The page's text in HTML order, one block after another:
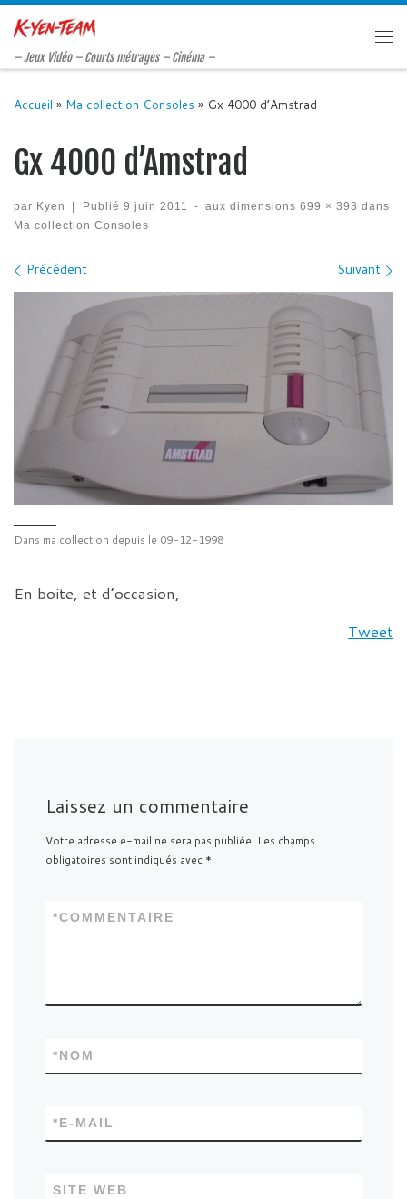
Passer au contenu
– Jeux Vidéo – Courts métrages – Cinéma –
Accueil » Ma collection Consoles » Gx 4000 d’Amstrad
Gx 4000 d’Amstrad
par Kyen | Publié 9 juin 2011 - aux dimensions 699 × 393 dans
Ma collection Consoles
Navigation des images
Précédent Suivant
Dans ma collection depuis le 09-12-1998
En boite, et d’occasion,
Tweet
Laissez un commentaire
Votre adresse e-mail ne sera pas publiée. Les champs
obligatoires sont indiqués avec *
COMMENTAIRE
*
NOM
*
E-MAIL
*
SITE WEB